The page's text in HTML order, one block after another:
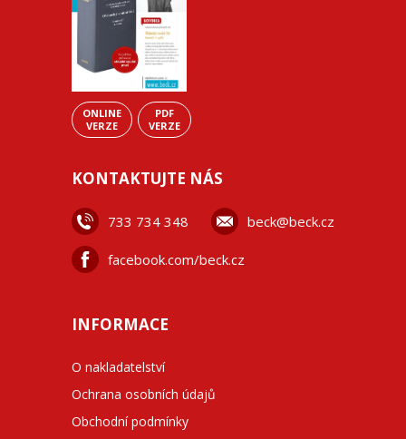
ONLINE
VERZE
PDF
VERZE
KONTAKTUJTE NÁS
733 734 348 beck@beck.cz
facebook.com/beck.cz
INFORMACE
O nakladatelství
Ochrana osobních údajů
Obchodní podmínky